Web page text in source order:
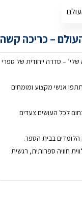
– כריכה קשה
– סדרה ייחודית של ספרי
אנשי מקצוע ומומחים
לכל העושים צעדים
הלומדים בבית הספר.
חוויה ספרותית, רגשית